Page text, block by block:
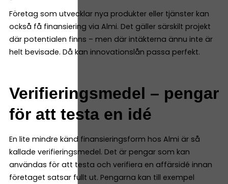
Företag som utvecklar nya produkter eller tjänster kan
också få finansiering via Almi. Det gäller särskilt projekt
där potentialen finns – men där intäkterna ännu inte är
helt bevisade. Då kan innovationslån passa perfekt.
Verifieringsmedel – pengar
för att testa en idé
En lite mindre känd finansieringsform hos Almi är så
kallade verifieringsmedel. Det är pengar som kan
användas för att testa och verifiera en affärsidé innan
företaget satsar fullt ut. Pengarna kan till exempel